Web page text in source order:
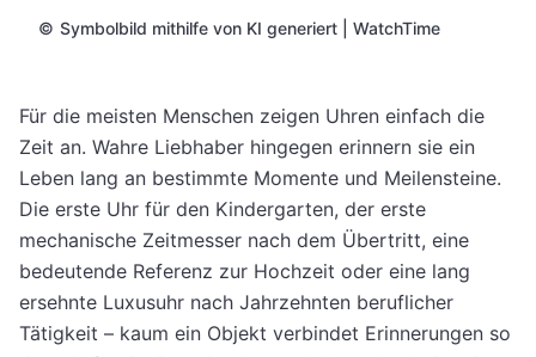
© Symbolbild mithilfe von KI generiert | WatchTime
Für die meisten Menschen zeigen Uhren einfach die
Zeit an. Wahre Liebhaber hingegen erinnern sie ein
Leben lang an bestimmte Momente und Meilensteine.
Die erste Uhr für den Kindergarten, der erste
mechanische Zeitmesser nach dem Übertritt, eine
bedeutende Referenz zur Hochzeit oder eine lang
ersehnte Luxusuhr nach Jahrzehnten beruflicher
Tätigkeit – kaum ein Objekt verbindet Erinnerungen so